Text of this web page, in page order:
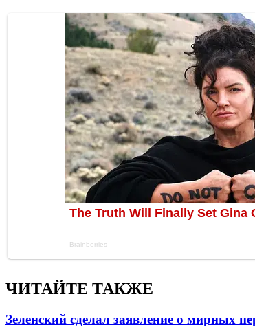
ЧИТАЙТЕ ТАКЖЕ
Зеленский сделал заявление о мирных